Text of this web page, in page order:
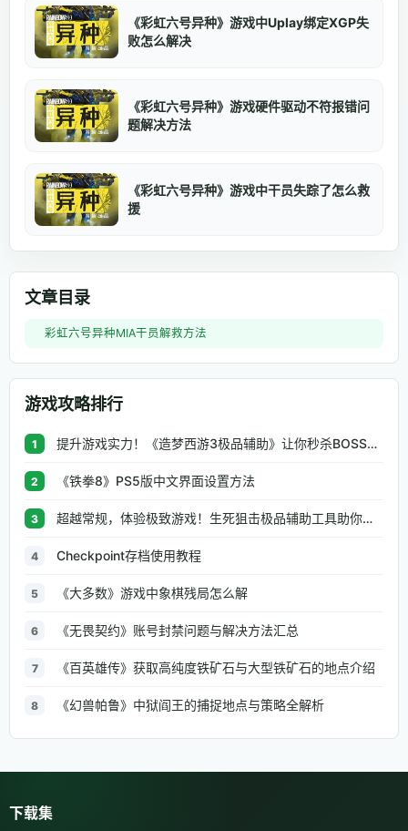
《彩虹六号异种》游戏中Uplay绑定XGP失
败怎么解决
《彩虹六号异种》游戏硬件驱动不符报错问
题解决方法
《彩虹六号异种》游戏中干员失踪了怎么救
援
文章目录
彩虹六号异种MIA干员解救方法
游戏攻略排行
1 提升游戏实力！《造梦西游3极品辅助》让你秒杀BOSS、逆天属性一键修改
2 《铁拳8》PS5版中文界面设置方法
3 超越常规，体验极致游戏！生死狙击极品辅助工具助你无往不利
4 Checkpoint存档使用教程
5 《大多数》游戏中象棋残局怎么解
6 《无畏契约》账号封禁问题与解决方法汇总
7 《百英雄传》获取高纯度铁矿石与大型铁矿石的地点介绍
8 《幻兽帕鲁》中狱阎王的捕捉地点与策略全解析
下载集